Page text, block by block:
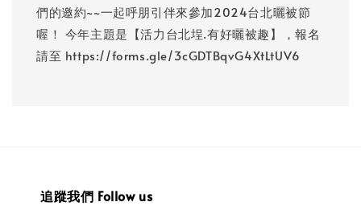
們的邀約~~一起呼朋引伴來參加2024台北曬被節
喔！ 今年主題是【活力台北埕.有好曬被趣】，報名
請至 https://forms.gle/3cGDTBqvG4XtLtUV6
追蹤我們 Follow us